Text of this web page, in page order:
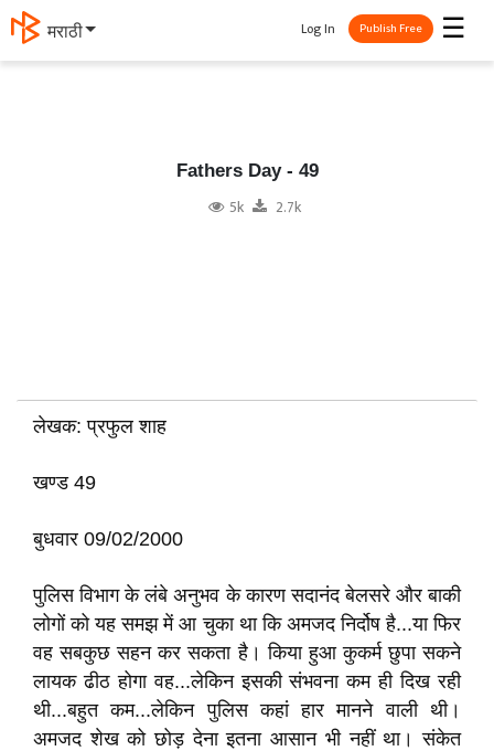
मराठी ☰
Log In Publish Free
Fathers Day - 49
5k 2.7k
लेखक: प्रफुल शाह
खण्ड 49
बुधवार 09/02/2000
पुलिस विभाग के लंबे अनुभव के कारण सदानंद बेलसरे और बाकी
लोगों को यह समझ में आ चुका था कि अमजद निर्दोष है...या फिर
वह सबकुछ सहन कर सकता है। किया हुआ कुकर्म छुपा सकने
लायक ढीठ होगा वह...लेकिन इसकी संभवना कम ही दिख रही
थी...बहुत कम...लेकिन पुलिस कहां हार मानने वाली थी।
अमजद शेख को छोड़ देना इतना आसान भी नहीं था। संकेत